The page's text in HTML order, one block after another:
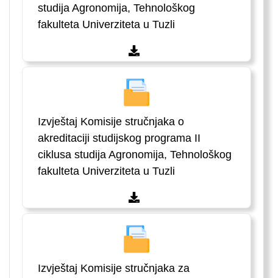
studija Agronomija, Tehnološkog
fakulteta Univerziteta u Tuzli
Izvještaj Komisije stručnjaka o
akreditaciji studijskog programa II
ciklusa studija Agronomija, Tehnološkog
fakulteta Univerziteta u Tuzli
Izvještaj Komisije stručnjaka za